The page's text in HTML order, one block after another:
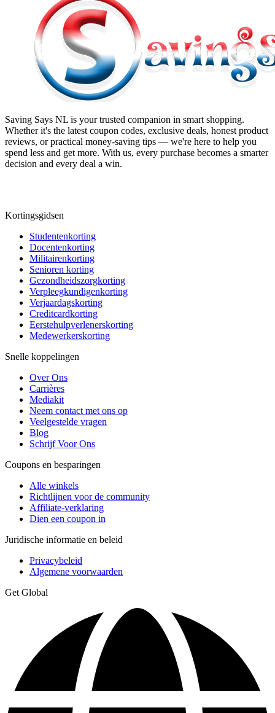
Saving Says NL is your trusted companion in smart shopping.
Whether it's the latest coupon codes, exclusive deals, honest product
reviews, or practical money-saving tips — we're here to help you
spend less and get more. With us, every purchase becomes a smarter
decision and every deal a win.
Kortingsgidsen
Studentenkorting
Docentenkorting
Militairenkorting
Senioren korting
Gezondheidszorgkorting
Verpleegkundigenkorting
Verjaardagskorting
Creditcardkorting
Eerstehulpverlenerskorting
Medewerkerskorting
Snelle koppelingen
Over Ons
Carrières
Mediakit
Neem contact met ons op
Veelgestelde vragen
Blog
Schrijf Voor Ons
Coupons en besparingen
Alle winkels
Richtlijnen voor de community
Affiliate-verklaring
Dien een coupon in
Juridische informatie en beleid
Privacybeleid
Algemene voorwaarden
Get Global